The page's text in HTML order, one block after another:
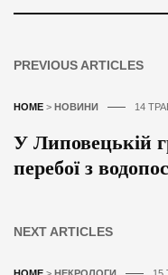
PREVIOUS ARTICLES
HOME > НОВИНИ 14
У Липовецькій
перебої з
NEXT ARTICLES